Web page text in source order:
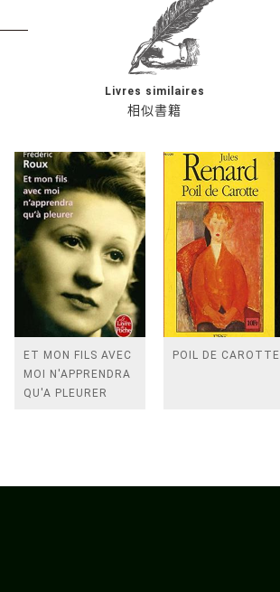
相似書籍
Livres similaires
ET MON FILS AVEC
MOI N'APPRENDRA
QU'A PLEURER
POIL DE CAROTTE